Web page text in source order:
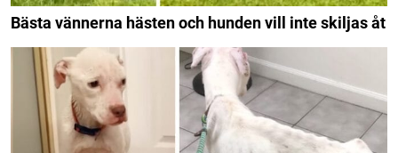
Bästa vännerna hästen och hunden vill inte skiljas åt